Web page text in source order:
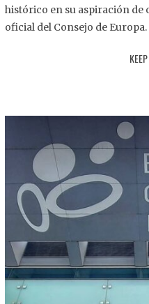
2
histórico en su aspiración
oficial del Consejo de